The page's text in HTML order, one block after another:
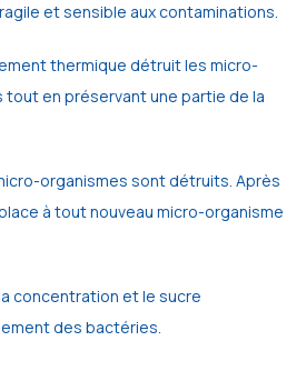
et sensible aux contaminations.
thermique détruit les micro-
en préservant une partie de la
organismes sont détruits. Après
à tout nouveau micro-organisme
concentration et le sucre
des bactéries.